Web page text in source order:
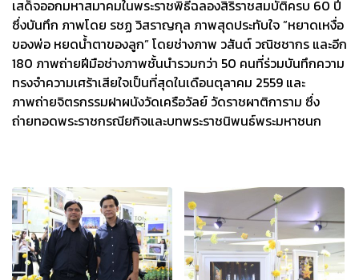
เสด็จออกมหาสมาคมในพระราชพิธีฉลองสิริราชสมบัติครบ 60 ปี
ซึ่งบันทึก ภาพโดย รชฏ วิสราญกุล ภาพสุดประทับใจ ”หยาดเหงื่อ
ของพ่อ หยดน้ำตาของลูก” โดยช่างภาพ วสันต์ วณิชชากร และอีก
180 ภาพถ่ายฝีมือช่างภาพชั้นนำรวมกว่า 50 คนที่ร่วมบันทึกความ
ทรงจำความเศร้าเสียใจเป็นที่สุดในเดือนตุลาคม 2559 และ
ภาพถ่ายจิตรกรรมฝาผนังวัดเครือวัลย์ วัดราชผาติการาม ซึ่ง
ถ่ายทอดพระราชกรณียกิจและบทพระราชนิพนธ์พระมหาชนก